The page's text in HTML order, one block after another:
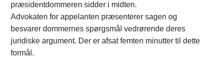
præsidentdommeren sidder i midten.
Advokaten for appelanten præsenterer sagen og
besvarer dommernes spørgsmål vedrørende deres
juridiske argument. Der er afsat femten minutter til dette
formål.